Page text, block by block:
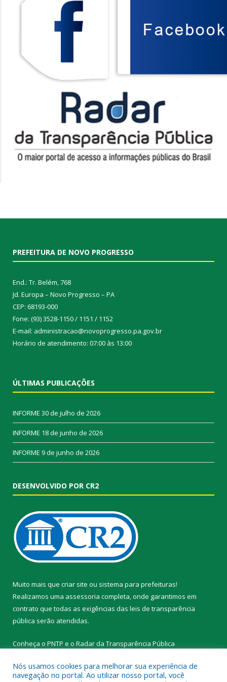
PREFEITURA DE NOVO PROGRESSO
End.: Tr. Belém, 768
Jd. Europa – Novo Progresso – PA
CEP: 68193-000
Fone: (93) 3528-1150 / 1151 / 1152
E-mail: administracao@novoprogresso.pa.gov.br
Horário de atendimento: 07:00 às 13:00
ÚLTIMAS PUBLICAÇÕES
INFORME 30 de julho de 2026
INFORME 18 de junho de 2026
INFORME 9 de junho de 2026
DESENVOLVIDO POR CR2
Muito mais que criar site ou sistema para prefeituras!
Realizamos uma assessoria completa, onde garantimos em
contrato que todas as exigências das leis de transparência
pública serão atendidas.
Conheça o PNTP e o Radar da Transparência Pública
Nós usamos cookies para melhorar sua experiência de
navegação no portal. Ao utilizar nosso portal, você